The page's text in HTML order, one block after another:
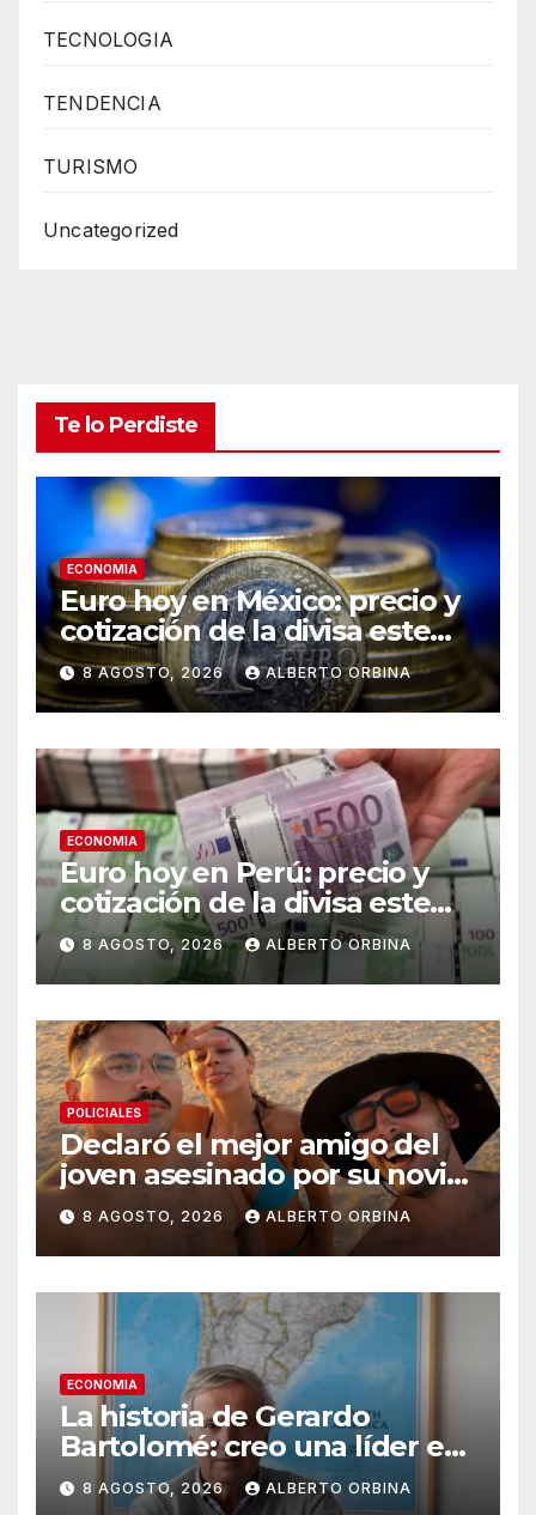
TECNOLOGIA
TENDENCIA
TURISMO
Uncategorized
Te lo Perdiste
ECONOMIA
Euro hoy en México: precio y
cotización de la divisa este
sábado 8 de agosto de 2026
8 AGOSTO, 2026 ALBERTO ORBINA
ECONOMIA
Euro hoy en Perú: precio y
cotización de la divisa este
sábado 8 de agosto de 2026
8 AGOSTO, 2026 ALBERTO ORBINA
POLICIALES
Declaró el mejor amigo del
joven asesinado por su novia
en Chaco: “Le supliqué para
que la dejara, él era su
rehén”
8 AGOSTO, 2026 ALBERTO ORBINA
ECONOMIA
La historia de Gerardo
Bartolomé: creo una líder en
semilla en todo el mundo, se
la traspasó a su hijo y sigue
8 AGOSTO, 2026 ALBERTO ORBINA